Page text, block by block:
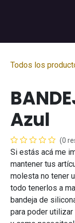
Todos los
Azul
(0
Si estás acá me
mantener tus
molesta no tener
todo tenerlos a
bandeja de
para poder utilizar